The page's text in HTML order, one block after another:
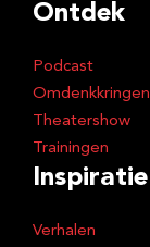
Ontdek
Podcast
Omdenkkringen
Theatershow
Trainingen
Inspiratie
Verhalen